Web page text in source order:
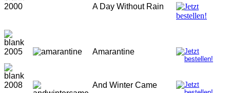
2000 A Day Without Rain
2005 Amarantine
2008 And Winter Came